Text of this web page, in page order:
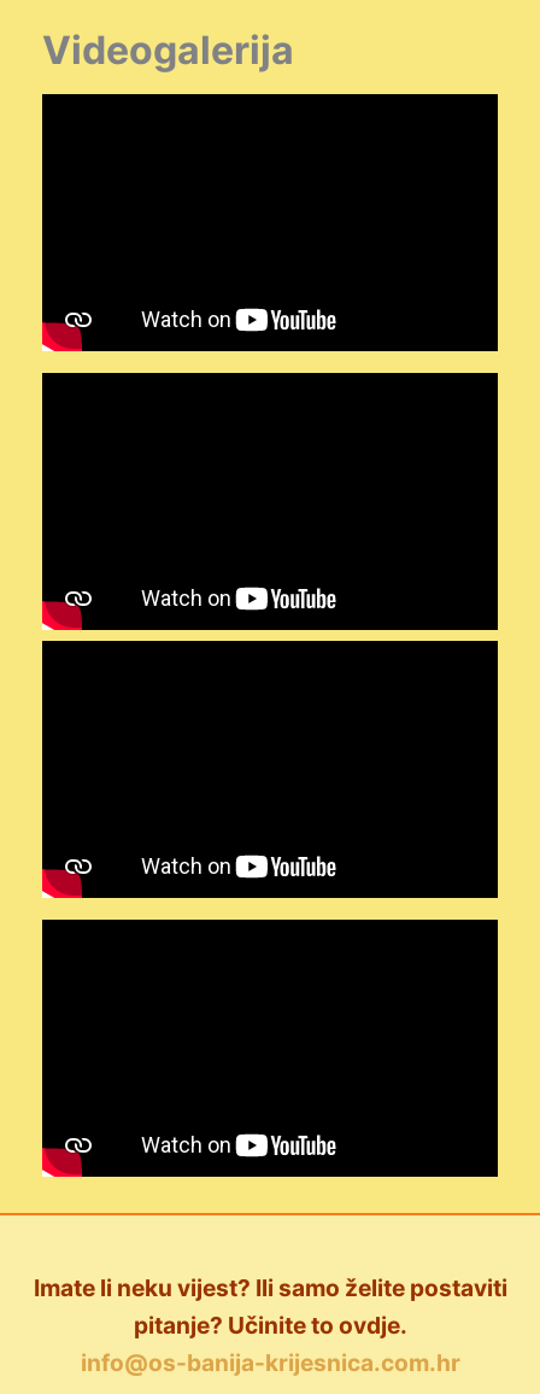
Videogalerija
Imate li neku vijest? Ili samo želite postaviti
pitanje? Učinite to ovdje.
info@os-banija-krijesnica.com.hr